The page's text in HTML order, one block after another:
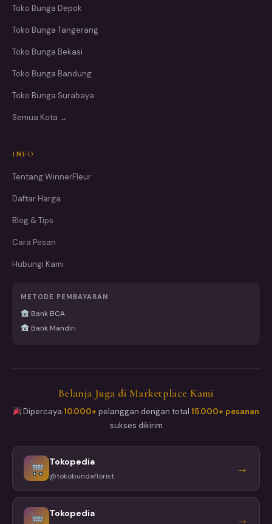
Toko Bunga Depok
Toko Bunga Tangerang
Toko Bunga Bekasi
Toko Bunga Bandung
Toko Bunga Surabaya
Semua Kota →
INFO
Tentang WinnerFleur
Daftar Harga
Blog & Tips
Cara Pesan
Hubungi Kami
METODE PEMBAYARAN
Bank BCA
Bank Mandiri
Belanja Juga di Marketplace Kami
Dipercaya10.000+ pelanggan dengan total15.000+ pesanan
sukses dikirim
Tokopedia
@tokobundaflorist →
Tokopedia →